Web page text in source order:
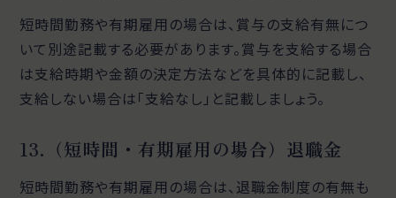
短時間勤務や有期雇用の場合は、賞与の支給有無につ
いて別途記載する必要があります。賞与を支給する場合
は支給時期や金額の決定方法などを具体的に記載し、
支給しない場合は「支給なし」と記載しましょう。
13.（短時間・有期雇用の場合）退職金
短時間勤務や有期雇用の場合は、退職金制度の有無も